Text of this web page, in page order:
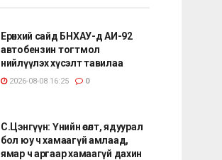
Ерөнхий сайд БНХАУ-д АИ-92
автобензин тогтмол
нийлүүлэх хүсэлт тавилаа
2026-08-08 16:25 0
С.Цэнгүүн: Үнийн өсөлт, ядуурал
бол юу ч хамаагүй амлаад,
ямар ч аргаар хамаагүй дахин